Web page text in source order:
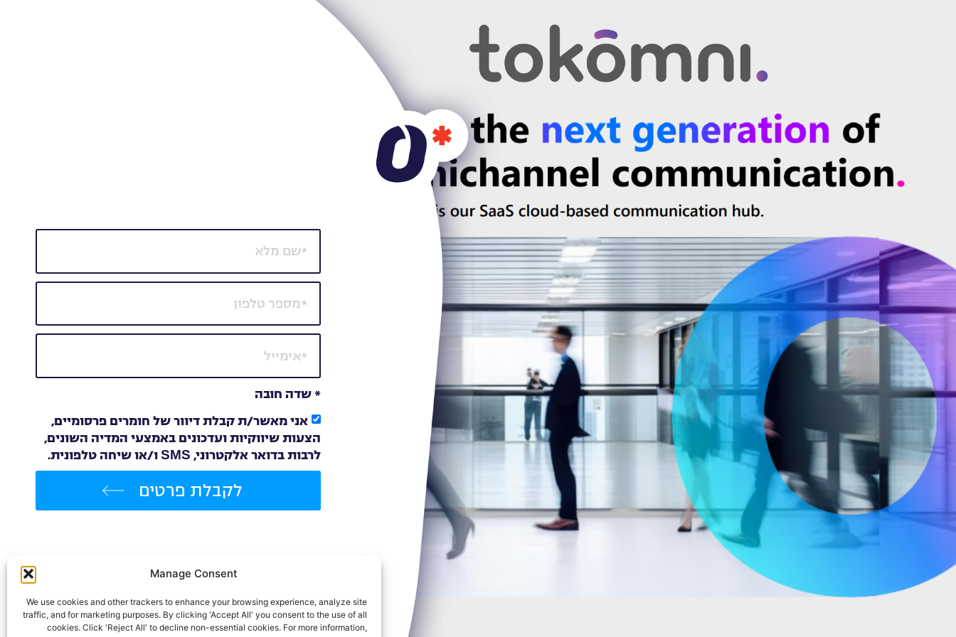
Manage Consent
We use cookies and other trackers to enhance your browsing experience, analyze site
traffic, and for marketing purposes. By clicking 'Accept All' you consent to the use of all
cookies. Click 'Reject All' to decline non-essential cookies. For more information,
* שדה חובה
אני מאשר/ת קבלת דיוור של חומרים פרסומיים,
הצעות שיווקיות ועדכונים באמצעי המדיה השונים,
לרבות בדואר אלקטרוני, SMS ו/או שיחה טלפונית.
לקבלת פרטים